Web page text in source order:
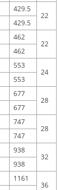
429.5
22
429.5
462
22
462
553
24
553
677
28
677
747
28
747
938
32
938
1161
36